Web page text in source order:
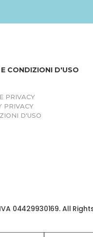
E CONDIZIONI D'USO
PRIVACY
PRIVACY
D'USO
04429930169. All